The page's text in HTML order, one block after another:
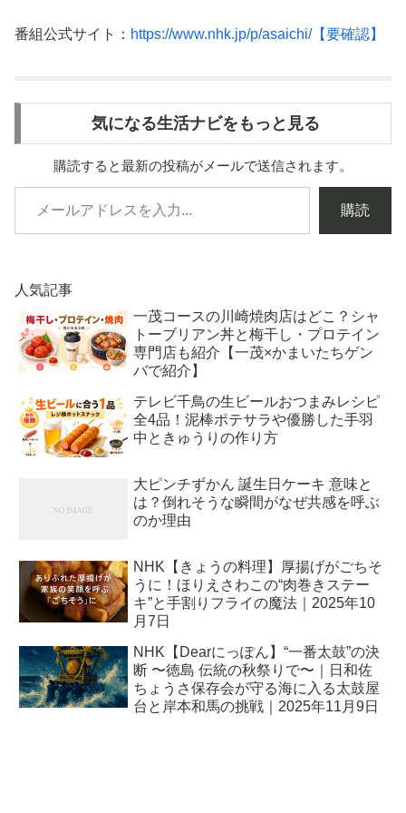
番組公式サイト： https://www.nhk.jp/p/asaichi/【要確認】
気になる生活ナビをもっと見る
購読すると最新の投稿がメールで送信されます。
購読
人気記事
一茂コースの川崎焼肉店はどこ？シャ
トーブリアン丼と梅干し・プロテイン
専門店も紹介【一茂×かまいたちゲン
バで紹介】
テレビ千鳥の生ビールおつまみレシピ
全4品！泥棒ポテサラや優勝した手羽
中ときゅうりの作り方
大ピンチずかん 誕生日ケーキ 意味と
は？倒れそうな瞬間がなぜ共感を呼ぶ
のか理由
NHK【きょうの料理】厚揚げがごちそ
うに！ほりえさわこの“肉巻きステー
キ”と手割りフライの魔法｜2025年10
月7日
NHK【Dearにっぽん】“一番太鼓”の決
断 〜徳島 伝統の秋祭りで〜｜日和佐
ちょうさ保存会が守る海に入る太鼓屋
台と岸本和馬の挑戦｜2025年11月9日